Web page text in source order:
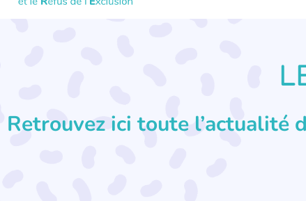
Retrouvez ici toute l’actualité